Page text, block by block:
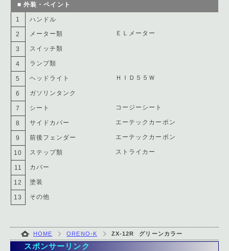
■ 外装・ペイント
1 ハンドル
2 メーター類 ＥＬメーター
3 スイッチ類
4 ランプ類
5 ヘッドライト ＨＩＤ５５Ｗ
6 ガソリンタンク
7 シート コージーシート
8 サイドカバー エーテックカーボン
9 前後フェンダー エーテックカーボン
10 ステップ類 ストライカー
11 カバー
12 塗装
13 その他
HOME ORENO-K ZX-12R グリーンカラー
スポンサーリンク